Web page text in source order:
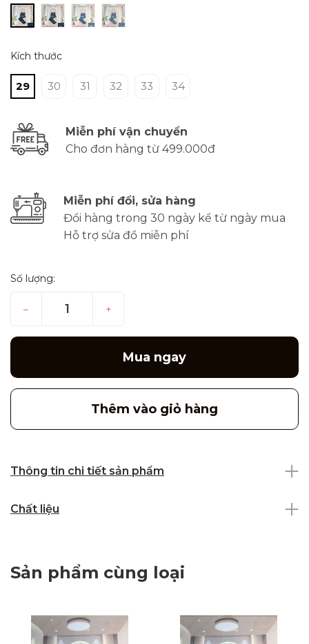
Kích thước
29 30 31 32 33 34
Miễn phí vận chuyển
Cho đơn hàng từ 499.000đ
Miễn phí đổi, sửa hàng
Đổi hàng trong 30 ngày kể từ ngày mua
Hỗ trợ sửa đồ miễn phí
Số lượng:
– +
Mua ngay
Thêm vào giỏ hàng
Thông tin chi tiết sản phẩm
Chất liệu
Sản phẩm cùng loại